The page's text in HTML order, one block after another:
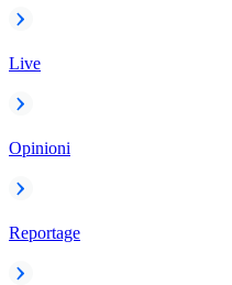
Live
Opinioni
Reportage